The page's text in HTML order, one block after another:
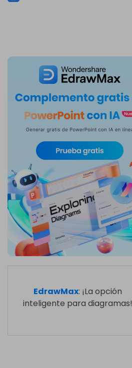
EdrawMax: ¡La opción
inteligente para diagramas!